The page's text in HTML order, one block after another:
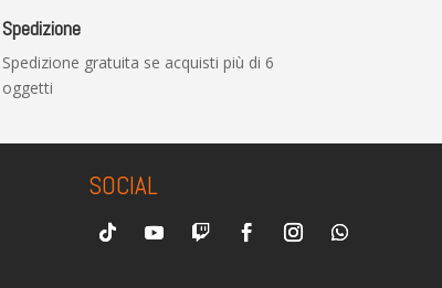
Spedizione
Spedizione gratuita se acquisti più di 6
oggetti
SOCIAL